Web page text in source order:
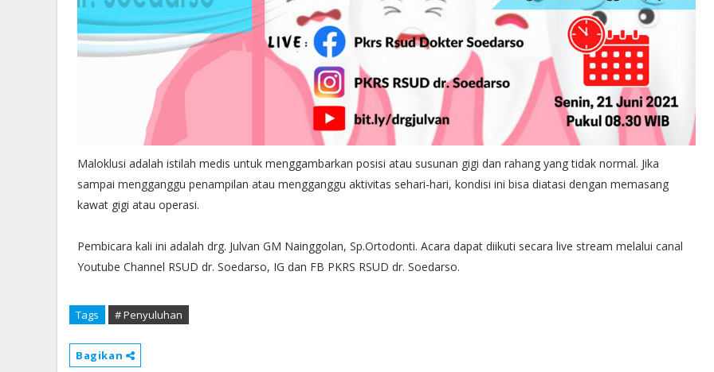
Maloklusi adalah istilah medis untuk menggambarkan posisi atau susunan gigi dan rahang yang tidak normal. Jika
sampai mengganggu penampilan atau mengganggu aktivitas sehari-hari, kondisi ini bisa diatasi dengan memasang
kawat gigi atau operasi.
Pembicara kali ini adalah drg. Julvan GM Nainggolan, Sp.Ortodonti. Acara dapat diikuti secara live stream melalui canal
Youtube Channel RSUD dr. Soedarso, IG dan FB PKRS RSUD dr. Soedarso.
Tags # Penyuluhan
Bagikan